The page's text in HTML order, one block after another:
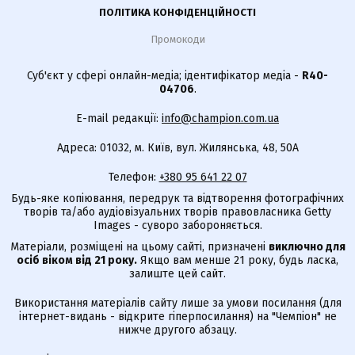
ПОЛІТИКА КОНФІДЕНЦІЙНОСТІ
Промокоди
Суб'єкт у сфері онлайн-медіа; ідентифікатор медіа - R40-
04706.
E-mail редакції: info@champion.com.ua
Адреса: 01032, м. Київ, вул. Жилянська, 48, 50А
Телефон: +380 95 641 22 07
Будь-яке копіювання, передрук та відтворення фотографічних
творів та/або аудіовізуальних творів правовласника Getty
Images - суворо забороняється.
Матеріали, розміщені на цьому сайті, призначені виключно для
осіб віком від 21 року. Якщо вам менше 21 року, будь ласка,
залиште цей сайт.
Використання матеріалів сайту лише за умови посилання (для
інтернет-видань - відкрите гіперпосилання) на "Чемпіон" не
нижче другого абзацу.